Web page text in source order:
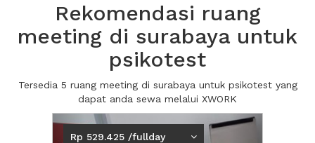
Rekomendasi ruang
meeting di surabaya untuk
psikotest
Tersedia 5 ruang meeting di surabaya untuk psikotest yang
dapat anda sewa melalui XWORK
Previous Next2
Rp 529.425 /fullday